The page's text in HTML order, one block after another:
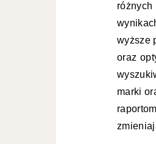
wyższe
oraz
marki